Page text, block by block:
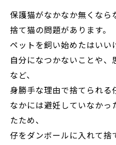
保護猫がなかなか無くなら
捨て猫の問題があります。
ペットを飼い始めたはいい
自分になつかないことや、
など、
身勝手な理由で捨てられる
なかには避妊していなかっ
たため、
仔をダンボールに入れて捨